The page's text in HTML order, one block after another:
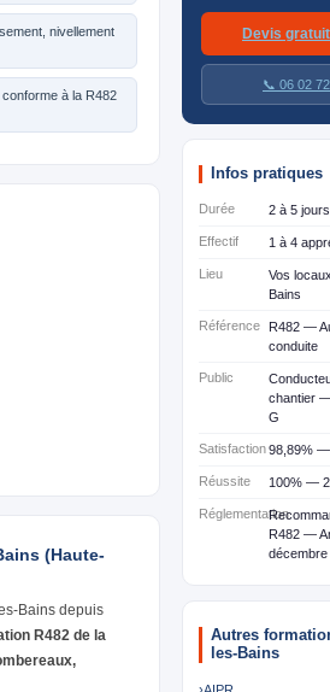
nivellement
à la R482
(Haute-
Bains depuis
R482 de la
Devis
📞 06 02
Infos pratiques
Durée 2 à 5
Effectif 1 à 4
Lieu
Vos
Bains
Référence
R482 —
conduite
Public
chantier
G
Satisfaction98,89%
Réussite 100% —
Réglementation
R482 —
décembre
Autres
les-Bains